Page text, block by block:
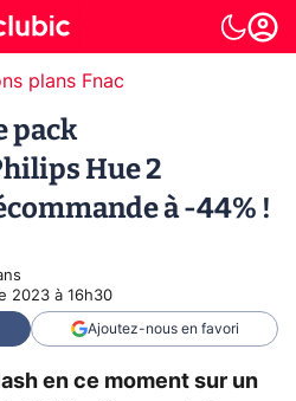
plans Fnac
pack
Hue 2
à -44% !
2023 à 16h30
Ajoutez-nous en favori
en ce moment sur un